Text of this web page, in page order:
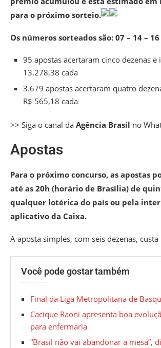
para o próximo sorteio.
Os números sorteados são: 07 – 14 – 16
95 apostas acertaram cinco dezenas e
13.278,38 cada
3.679 apostas acertaram quatro
R$ 565,18 cada
>> Siga o canal da Agência Brasil no
Apostas
Para o próximo concurso, as apostas
até as 20h (horário de Brasília) de
qualquer lotérica do país ou pela
aplicativo da Caixa.
A aposta simples, com seis dezenas, custa
Você pode gostar também
Final da Liga Metropolitana de
Cacique Raoni apresenta boa
para enfermaria
“Brasil não vai abandonar a mesa”,